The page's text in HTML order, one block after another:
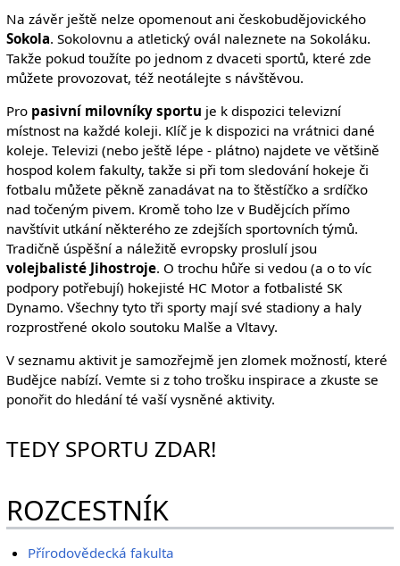
Na závěr ještě nelze opomenout ani českobudějovického
Sokola. Sokolovnu a atletický ovál naleznete na Sokoláku.
Takže pokud toužíte po jednom z dvaceti sportů, které zde
můžete provozovat, též neotálejte s návštěvou.
Pro pasivní milovníky sportu je k dispozici televizní
místnost na každé koleji. Klíč je k dispozici na vrátnici dané
koleje. Televizi (nebo ještě lépe - plátno) najdete ve většině
hospod kolem fakulty, takže si při tom sledování hokeje či
fotbalu můžete pěkně zanadávat na to štěstíčko a srdíčko
nad točeným pivem. Kromě toho lze v Budějcích přímo
navštívit utkání některého ze zdejších sportovních týmů.
Tradičně úspěšní a náležitě evropsky proslulí jsou
volejbalisté Jihostroje. O trochu hůře si vedou (a o to víc
podpory potřebují) hokejisté HC Motor a fotbalisté SK
Dynamo. Všechny tyto tři sporty mají své stadiony a haly
rozprostřené okolo soutoku Malše a Vltavy.
V seznamu aktivit je samozřejmě jen zlomek možností, které
Budějce nabízí. Vemte si z toho trošku inspirace a zkuste se
ponořit do hledání té vaší vysněné aktivity.
TEDY SPORTU ZDAR!
ROZCESTNÍK
Přírodovědecká fakulta